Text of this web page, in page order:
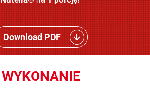
Download PDF
WYKONANIE